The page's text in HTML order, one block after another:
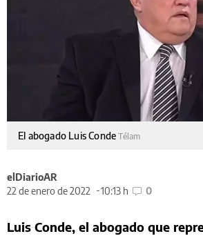
El abogado Luis CondeTélam
elDiarioAR
22 de enero de 2022
10:13 h 0
Luis Conde, el abogado que